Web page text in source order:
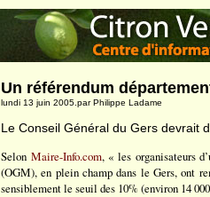
Un référendum
lundi 13 juin 2005.par Philippe Ladame
Le Conseil Général du Gers devrait
Selon Maire-Info.com, « les organisateurs
(OGM), en plein champ dans le Gers, ont
sensiblement le seuil des 10% (environ 14